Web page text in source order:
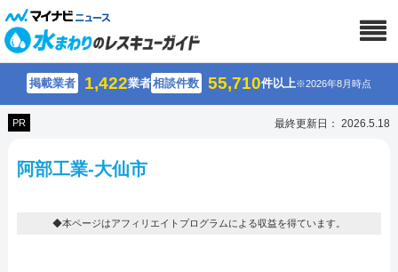
掲載業者 1,422業者相談件数 55,710件以上※2026年8月時点
PR 最終更新日： 2026.5.18
阿部工業-大仙市
◆本ページはアフィリエイトプログラムによる収益を得ています。